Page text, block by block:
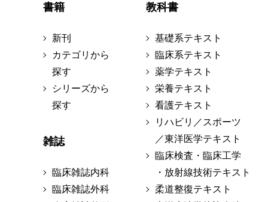
書籍
新刊
カテゴリから
探す
シリーズから
探す
雑誌
臨床雑誌内科
臨床雑誌外科
教科書
基礎系テキスト
臨床系テキスト
薬学テキスト
栄養テキスト
看護テキスト
リハビリ／スポーツ
／東洋医学テキスト
臨床検査・臨床工学
・放射線技術テキスト
柔道整復テキスト